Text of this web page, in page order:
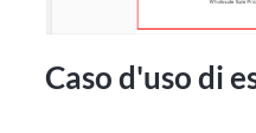
Caso d'uso di